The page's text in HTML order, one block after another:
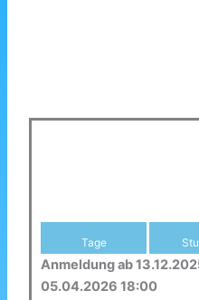
Tage
Anmeldung ab
05.04.2026 18:00